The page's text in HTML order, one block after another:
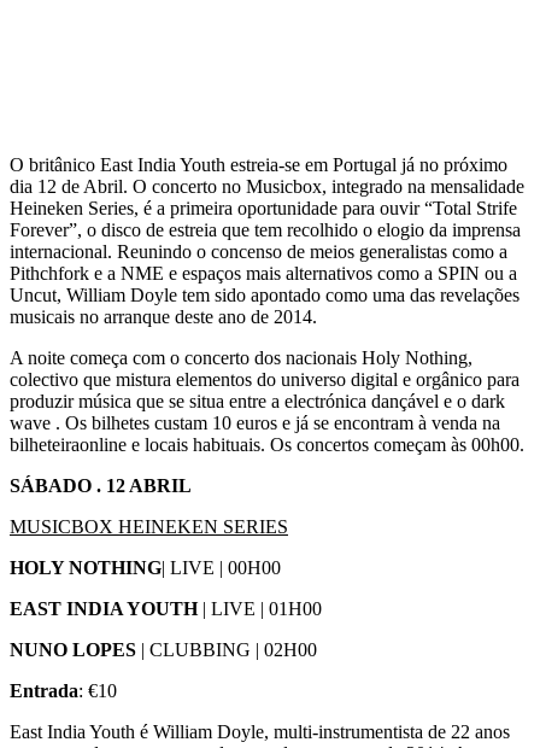
O britânico East India Youth estreia-se em Portugal já no próximo
dia 12 de Abril. O concerto no Musicbox, integrado na mensalidade
Heineken Series, é a primeira oportunidade para ouvir “Total Strife
Forever”, o disco de estreia que tem recolhido o elogio da imprensa
internacional. Reunindo o concenso de meios generalistas como a
Pithchfork e a NME e espaços mais alternativos como a SPIN ou a
Uncut, William Doyle tem sido apontado como uma das revelações
musicais no arranque deste ano de 2014.
A noite começa com o concerto dos nacionais Holy Nothing,
colectivo que mistura elementos do universo digital e orgânico para
produzir música que se situa entre a electrónica dançável e o dark
wave . Os bilhetes custam 10 euros e já se encontram à venda na
bilheteiraonline e locais habituais. Os concertos começam às 00h00.
SÁBADO . 12 ABRIL
MUSICBOX HEINEKEN SERIES
HOLY NOTHING| LIVE | 00H00
EAST INDIA YOUTH| LIVE | 01H00
NUNO LOPES | CLUBBING | 02H00
Entrada: €10
East India Youth é William Doyle, multi-instrumentista de 22 anos